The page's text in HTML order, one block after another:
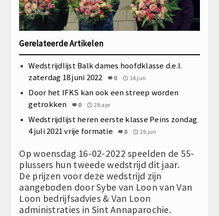
Gerelateerde Artikelen
Wedstrijdlijst Balk dames hoofdklasse d.e.l.
zaterdag 18 juni 2022
0 14.jun
Door het IFKS kan ook een streep worden
getrokken
0 29.apr
Wedstrijdlijst heren eerste klasse Peins zondag
4 juli 2021 vrije formatie
0 29.jun
Op woensdag 16-02-2022 speelden de 55-
plussers hun tweede wedstrijd dit jaar.
De prijzen voor deze wedstrijd zijn
aangeboden door Sybe van Loon van Van
Loon bedrijfsadvies & Van Loon
administraties in Sint Annaparochie.